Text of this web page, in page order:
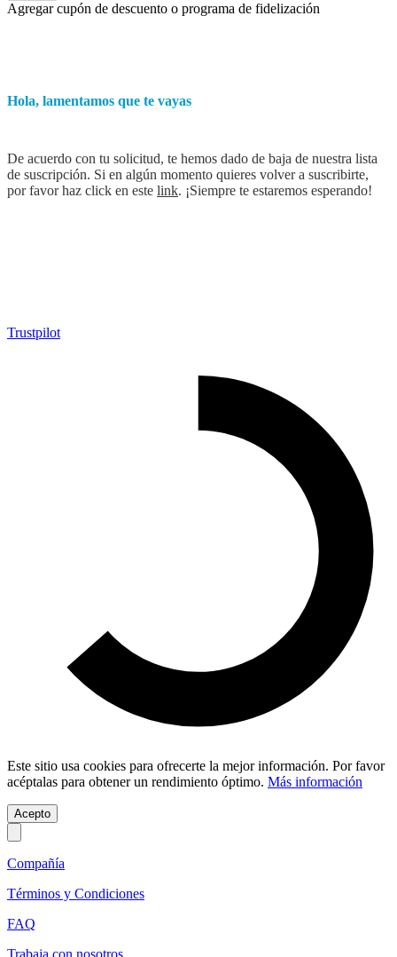
Agregar cupón de descuento o programa de fidelización
Hola, lamentamos que te vayas
De acuerdo con tu solicitud, te hemos dado de baja de nuestra lista
de suscripción. Si en algún momento quieres volver a suscribirte,
por favor haz click en este link. ¡Siempre te estaremos esperando!
Trustpilot
Este sitio usa cookies para ofrecerte la mejor información. Por favor
acéptalas para obtener un rendimiento óptimo. Más información
Acepto
Compañía
Términos y Condiciones
FAQ
Trabaja con nosotros